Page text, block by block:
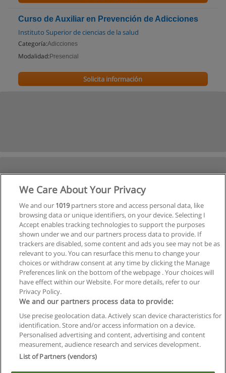
Curso de Auxiliar en Prevención de Adicciones
Instituto Superior de ciencias de la salud
Categoría:Adicciones
Modalidad: Presencial
Solicita información
Reglas de uso
Privacidad de datos
Contactar con Educaedu
We Care About Your Privacy
We and our 1019partners store and access personal data, like
browsing data or unique identifiers, on your device. Selecting I
Accept enables tracking technologies to support the purposes
shown under we and our partners process data to provide. If
trackers are disabled, some content and ads you see may not be as
relevant to you. You can resurface this menu to change your
choices or withdraw consent at any time by clicking the Manage
Preferences link on the bottom of the webpage . Your choices will
have effect within our Website. For more details, refer to our
Privacy Policy.
We and our partners process data to provide:
Use precise geolocation data. Actively scan device characteristics for
identification. Store and/or access information on a device.
Personalised advertising and content, advertising and content
measurement, audience research and services development.
List of Partners (vendors)